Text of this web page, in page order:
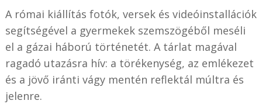
A római kiállítás fotók, versek és videóinstallációk
segítségével a gyermekek szemszögéből meséli
el a gázai háború történetét. A tárlat magával
ragadó utazásra hív: a törékenység, az emlékezet
és a jövő iránti vágy mentén reflektál múltra és
jelenre.